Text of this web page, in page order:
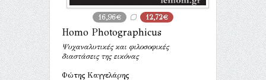
16,96€ 12,72€
Homo Photographicus
Ψυχαναλυτικές και φιλοσοφικές
διαστάσεις της εικόνας
Φώτης Καγγελάρης